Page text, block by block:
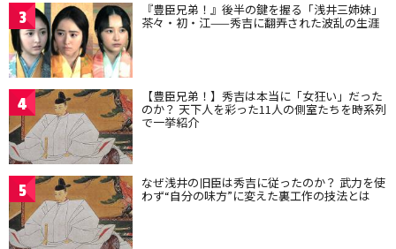
3 『豊臣兄弟！』後半の鍵を握る「浅井三姉妹」
茶々・初・江——秀吉に翻弄された波乱の生涯
4 【豊臣兄弟！】秀吉は本当に「女狂い」だった
のか？ 天下人を彩った11人の側室たちを時系列
で一挙紹介
5 なぜ浅井の旧臣は秀吉に従ったのか？ 武力を使
わず“自分の味方”に変えた裏工作の技法とは